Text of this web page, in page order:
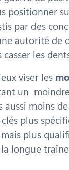
positionner
par des
autorité de
les
viser les
un
aussi moins
plus
plus
longue